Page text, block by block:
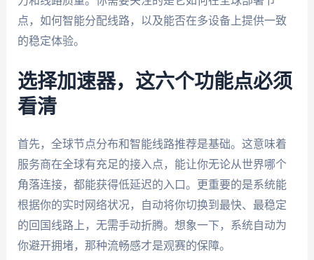
点，如何智能分配线路，以及能否在多设备上提供一致
的稳定体验。
选择加速器，这六个功能点必须
看清
首先，全球节点分布和智能线路推荐是基础。这意味着
服务商在全球有充足的接入点，能让你无论从世界哪个
角落连接，都能获得低延迟的入口。更重要的是系统能
根据你的实时网络状况，自动将你切换到最快、最稳定
的回国线路上，无需手动折腾。想象一下，系统自动为
你避开拥堵，那种流畅感才是观赛的保障。